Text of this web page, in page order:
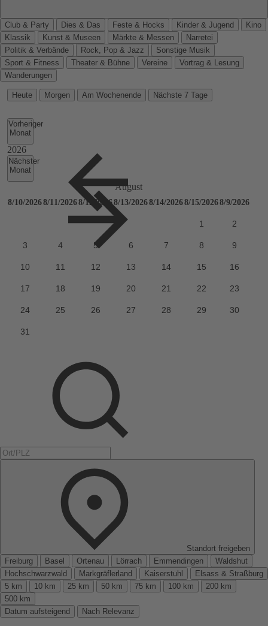
Club & Party Dies & Das Feste & Hocks Kinder & Jugend
Kino
Klassik
Kunst & Museen Märkte & Messen
Narretei
Politik & Verbände
Rock, Pop & Jazz
Sonstige Musik
Sport & Fitness
Theater & Bühne Vereine
Vortrag & Lesung
Wanderungen
Heute Morgen Am Wochenende Nächste 7 Tage
Vorheriger
Monat
Nächster
Monat
Standort freigeben
Freiburg
Basel Ortenau Lörrach Emmendingen
Waldshut
Hochschwarzwald
Markgräflerland Kaiserstuhl
Elsass & Straßburg
5 km
10 km 25 km 50 km 75 km 100 km
200 km
500 km
Datum aufsteigend
Nach Relevanz